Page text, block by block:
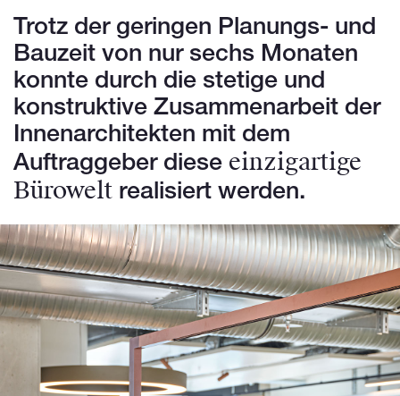
Trotz der geringen Planungs- und
Bauzeit von nur sechs Monaten
konnte durch die stetige und
konstruktive Zusammenarbeit der
Innenarchitekten mit dem
Auftraggeber diese einzigartige
Bürowelt realisiert werden.